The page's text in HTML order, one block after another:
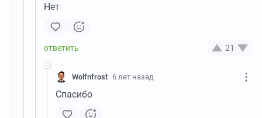
Нет
21
Wolfnfrost 6 лет назад
Спасибо